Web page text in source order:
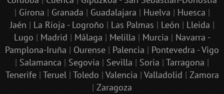
| Girona | Granada | Guadalajara | Huelva | Huesca |
Jaén | La Rioja - Logroño | Las Palmas | León | Lleida |
Lugo | Madrid | Málaga | Melilla | Murcia | Navarra -
Pamplona-Iruña | Ourense | Palencia | Pontevedra - Vigo
| Salamanca | Segovia | Sevilla | Soria | Tarragona |
Tenerife| Teruel| Toledo | Valencia | Valladolid | Zamora
| Zaragoza